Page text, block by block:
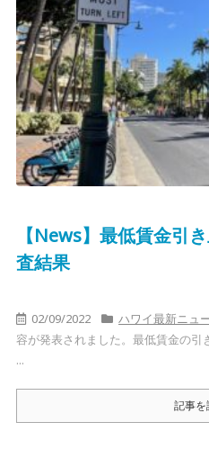
【News】最低賃金引
査結果
02/09/2022 ハワイ最新ニュ
容が発表されました。最低賃金の引
...
記事を